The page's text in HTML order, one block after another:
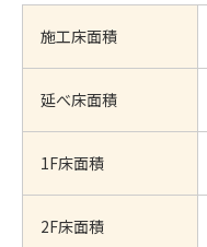
施工床面積
延べ床面積
1F床面積
2F床面積